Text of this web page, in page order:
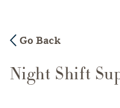
Go Back
Night Shift